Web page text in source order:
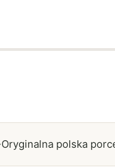
Oryginalna polska